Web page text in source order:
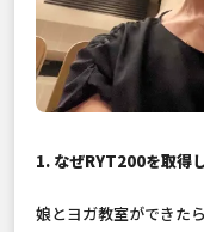
1. なぜRYT200を取得
娘とヨガ教室ができた